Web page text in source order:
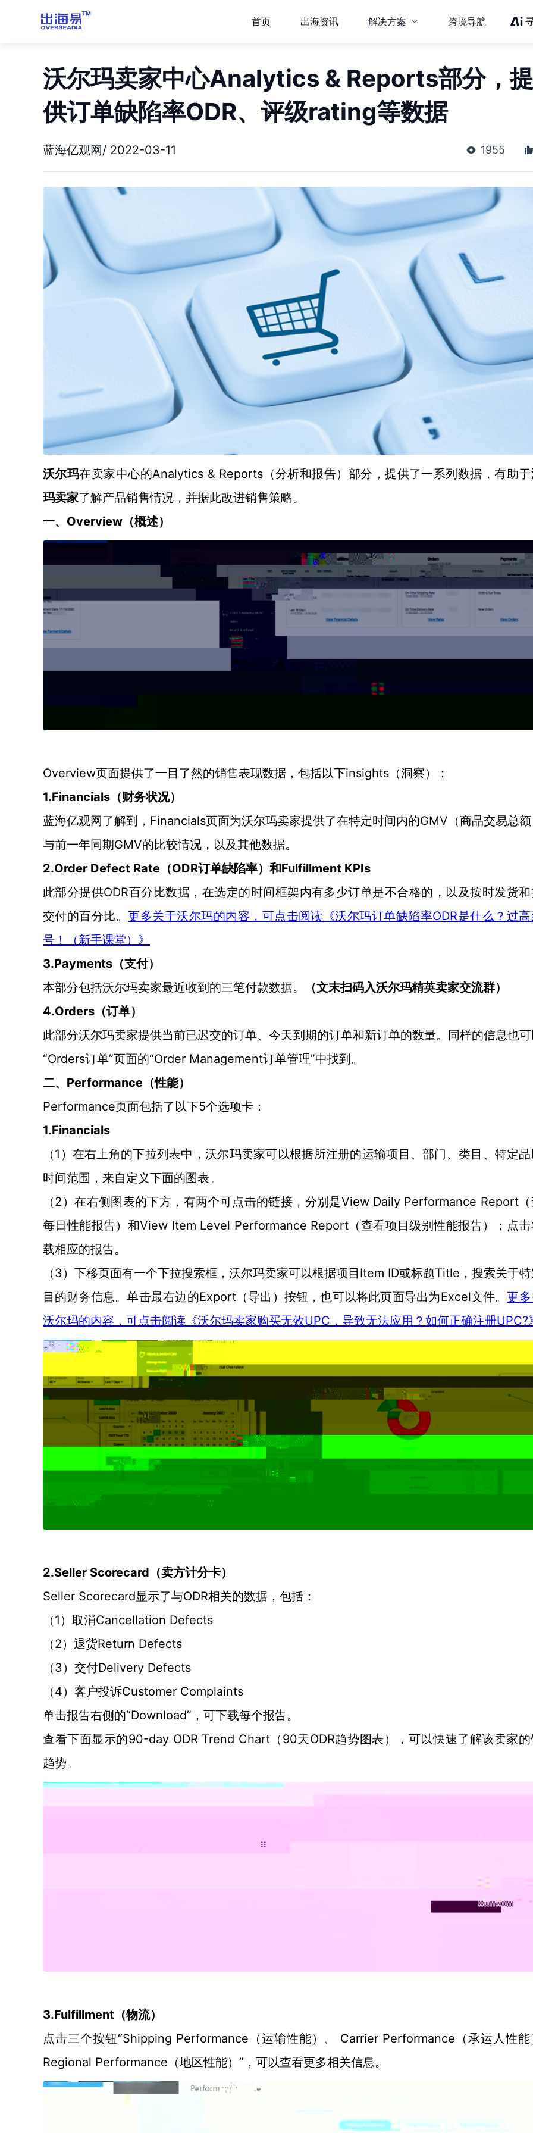
首页 出海资讯 解决方案 跨境导航
沃尔玛卖家中心Analytics & Reports部分，提
供订单缺陷率ODR、评级rating等数据
蓝海亿观网/ 2022-03-11 1955
沃尔玛在卖家中心的Analytics & Reports （分析和报告）部分，提供了一系列数据，有助于
玛卖家了解产品销售情况，并据此改进销售策略。
一、 Overview（概述）
Overview页面提供了一目了然的销售表现数据 ， 包括以下insights（洞察）：
1.Financials （财务状况）
蓝海亿观网了解到， Financials页面为沃尔玛卖家提供了在特定时间内的GMV （商品交易总
与前一年同期GMV的比较情况 ，以及其他数据。
2.Order Defect Rate （ODR订单缺陷率） 和Fulfillment KPIs
此部分提供ODR百分比数据 ， 在选定的时间框架内有多少订单是不合格的，以及按时发货
交付的百分比。 更多关于沃尔玛的内容，可点击阅读《沃尔玛订单缺陷率ODR是什么？过
号！（新手课堂）》
3.Payments （支付）
本部分包括沃尔玛卖家最近收到的三笔付款数据。 （文末扫码入沃尔玛精英卖家交流群）
4.Orders （订单）
此部分沃尔玛卖家提供当前已迟交的订单、今天到期的订单和新订单的数量。同样的信息也
“Orders订单”页面的“Order Management订单管理”中找到 。
二、 Performance（性能）
Performance页面包括了以下5个选项卡：
1.Financials
（1 ） 在右上角的下拉列表中，沃尔玛卖家可以根据所注册的运输项目、部门、类目 、特定
时间范围 ， 来自定义下面的图表。
（2 ）在右侧图表的下方， 有两个可点击的链接 ，分别是View Daily Performance Report（
每日性能报告） 和View Item Level Performance Report（查看项目级别性能报告）； 点
载相应的报告。
（3） 下移页面有一个下拉搜索框， 沃尔玛卖家可以根据项目 Item ID或标题Title ， 搜索关于
目的财务信息。单击最右边的Export（导出） 按钮，也可以将此页面导出为Excel文件。 更
沃尔玛的内容，可点击阅读《沃尔玛卖家购买无效UPC，导致无法应用？如何正确注册UPC?
2.Seller Scorecard（卖方计分卡）
Seller Scorecard显示了与ODR相关的数据，包括 ：
（1） 取消Cancellation Defects
（2） 退货Return Defects
（3） 交付Delivery Defects
（4）客户投诉Customer Complaints
单击报告右侧的“Download”，可下载每个报告。
查看下面显示的90-day ODR Trend Chart（ 90天ODR趋势图表） ， 可以快速了解该卖家
趋势。
3.Fulfillment（物流）
点击三个按钮“Shipping Performance（运输性能）、 Carrier Performance（承运人性能
Regional Performance（地区性能） ”，可以查看更多相关信息。